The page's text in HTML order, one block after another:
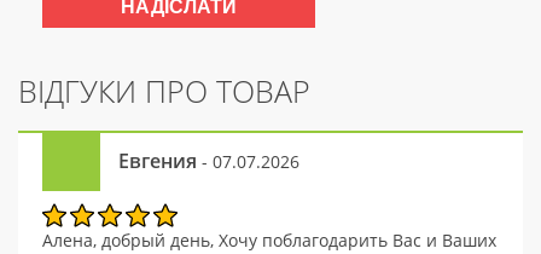
ВІДГУКИ ПРО ТОВАР
Евгения - 07.07.2026
Алена, добрый день, Хочу поблагодарить Вас и Ваших